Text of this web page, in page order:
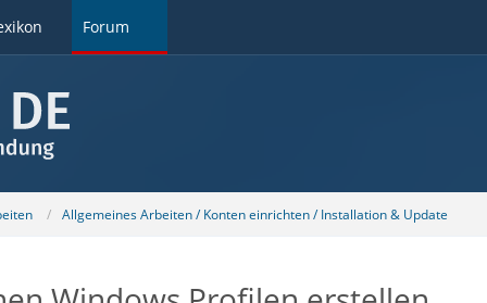
Forum
Allgemeines Arbeiten / Konten einrichten / Installation & Update